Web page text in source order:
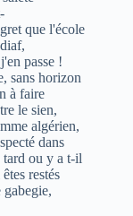
que l'école
passe !
sans horizon
à faire
le sien,
algérien,
dans
tard ou y a t-il
restés
gabegie,